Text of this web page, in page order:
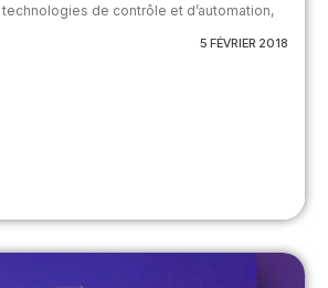
de contrôle et d’automation,
5 FÉVRIER 2018